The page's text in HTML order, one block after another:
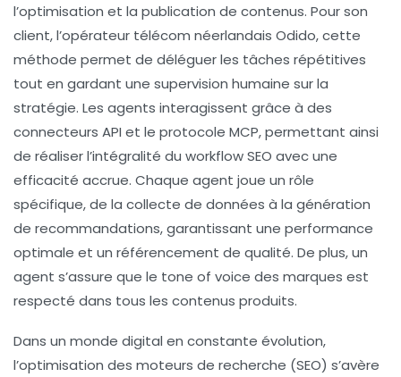
l’optimisation et la publication de contenus. Pour son
client, l’opérateur télécom néerlandais Odido, cette
méthode permet de déléguer les tâches répétitives
tout en gardant une supervision humaine sur la
stratégie. Les agents interagissent grâce à des
connecteurs API et le protocole MCP, permettant ainsi
de réaliser l’intégralité du workflow SEO avec une
efficacité accrue. Chaque agent joue un rôle
spécifique, de la collecte de données à la génération
de recommandations, garantissant une performance
optimale et un référencement de qualité. De plus, un
agent s’assure que le tone of voice des marques est
respecté dans tous les contenus produits.
Dans un monde digital en constante évolution,
l’optimisation des moteurs de recherche (SEO) s’avère